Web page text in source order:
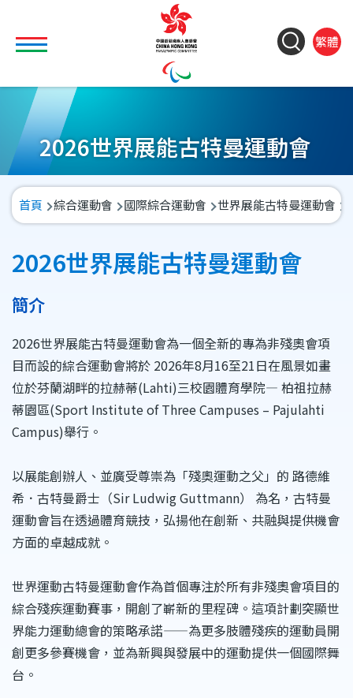
&
Font
繁體
Toggle main menu visibility
2026世界展能古特曼運動會
導
航
連
結
首頁 綜合運動會 國際綜合運動會 世界展能古特曼運動會
2026世界展能古特曼運動會
簡介
2026世界展能古特曼運動會為一個全新的專為非殘奧會項
目而設的綜合運動會將於 2026年8月16至21日在風景如畫
位於芬蘭湖畔的拉赫蒂(Lahti)三校園體育學院— 柏祖拉赫
蒂園區(Sport Institute of Three Campuses – Pajulahti
Campus)舉行。
以展能創辦人、並廣受尊崇為「殘奧運動之父」的 路德維
希．古特曼爵士（Sir Ludwig Guttmann） 為名，古特曼
運動會旨在透過體育競技，弘揚他在創新、共融與提供機會
方面的卓越成就。
世界運動古特曼運動會作為首個專注於所有非殘奧會項目的
綜合殘疾運動賽事，開創了嶄新的里程碑。這項計劃突顯世
界能力運動總會的策略承諾——為更多肢體殘疾的運動員開
創更多參賽機會，並為新興與發展中的運動提供一個國際舞
台。